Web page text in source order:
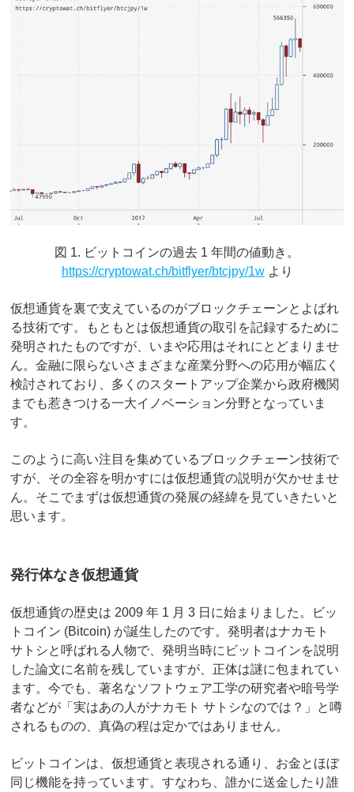
図 1. ビットコインの過去 1 年間の値動き。
https://cryptowat.ch/bitflyer/btcjpy/1wより
仮想通貨を裏で支えているのがブロックチェーンとよばれ
る技術です。もともとは仮想通貨の取引を記録するために
発明されたものですが、いまや応用はそれにとどまりませ
ん。金融に限らないさまざまな産業分野への応用が幅広く
検討されており、多くのスタートアップ企業から政府機関
までも惹きつける一大イノベーション分野となっていま
す。
このように高い注目を集めているブロックチェーン技術で
すが、その全容を明かすには仮想通貨の説明が欠かせませ
ん。そこでまずは仮想通貨の発展の経緯を見ていきたいと
思います。
発行体なき仮想通貨
仮想通貨の歴史は 2009 年 1 月 3 日に始まりました。ビッ
トコイン (Bitcoin) が誕生したのです。発明者はナカモト
サトシと呼ばれる人物で、発明当時にビットコインを説明
した論文に名前を残していますが、正体は謎に包まれてい
ます。今でも、著名なソフトウェア工学の研究者や暗号学
者などが「実はあの人がナカモト サトシなのでは？」と噂
されるものの、真偽の程は定かではありません。
ビットコインは、仮想通貨と表現される通り、お金とほぼ
同じ機能を持っています。すなわち、誰かに送金したり誰